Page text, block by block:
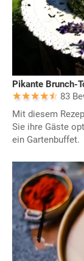
Pikante Brunch-
83
Mit diesem
Sie ihre Gäste
ein Gartenbuffet.